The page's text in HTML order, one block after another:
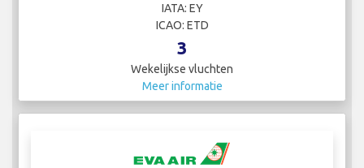
IATA: EY
ICAO: ETD
3
Wekelijkse vluchten
Meer informatie